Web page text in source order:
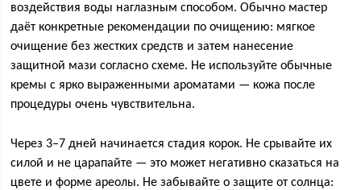
воздействия воды наглазным способом. Обычно мастер
даёт конкретные рекомендации по очищению: мягкое
очищение без жестких средств и затем нанесение
защитной мази согласно схеме. Не используйте обычные
кремы с ярко выраженными ароматами — кожа после
процедуры очень чувствительна.
Через 3–7 дней начинается стадия корок. Не срывайте их
силой и не царапайте — это может негативно сказаться на
цвете и форме ареолы. Не забывайте о защите от солнца: